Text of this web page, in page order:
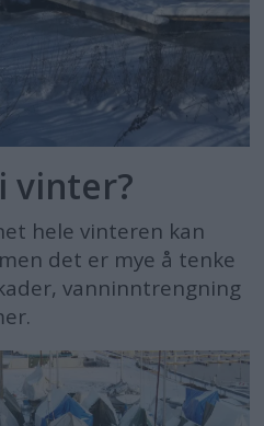
vinter?
hele vinteren kan
det er mye å tenke
vanninntrengning